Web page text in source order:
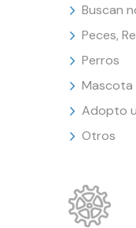
Buscan
Peces,
Perros
Adopto
Otros